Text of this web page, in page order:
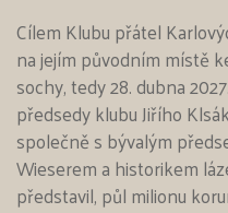
Cílem Klubu přátel
na jejím původním místě
sochy, tedy 28. dubna
předsedy klubu Jiřího
společně s bývalým
Wieserem a historikem
představil, půl milionu